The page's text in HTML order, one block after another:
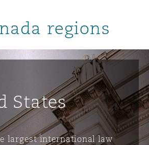
regions
States
largest international law